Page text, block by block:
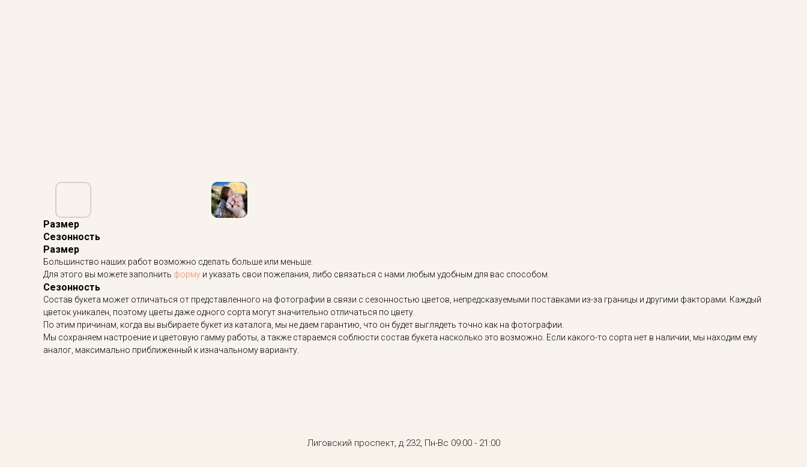
Размер
Сезонность
Размер
Большинство наших работ возможно сделать больше или меньше.
Для этого вы можете заполнить форму и указать свои пожелания, либо связаться с нами любым удобным для вас способом.
Сезонность
Состав букета может отличаться от представленного на фотографии в связи с сезонностью цветов, непредсказуемыми поставками из-за границы и другими факторами. Каждый
цветок уникален, поэтому цветы даже одного сорта могут значительно отличаться по цвету.
По этим причинам, когда вы выбираете букет из каталога, мы не даем гарантию, что он будет выглядеть точно как на фотографии.
Мы сохраняем настроение и цветовую гамму работы, а также стараемся соблюсти состав букета насколько это возможно. Если какого-то сорта нет в наличии, мы находим ему
аналог, максимально приближенный к изначальному варианту.
Лиговский проспект, д.232, Пн-Вс 09:00 - 21:00